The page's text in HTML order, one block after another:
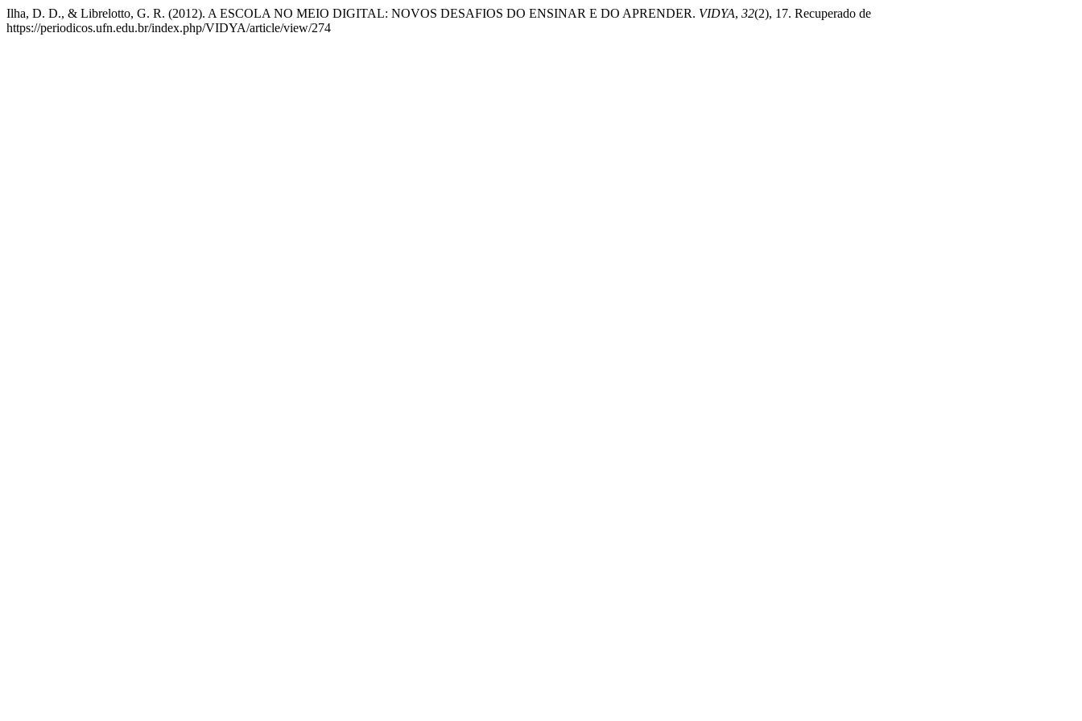
Ilha, D. D., & Librelotto, G. R. (2012). A ESCOLA NO MEIO DIGITAL: NOVOS DESAFIOS DO ENSINAR E DO APRENDER. VIDYA, 32(2), 17. Recuperado de
https://periodicos.ufn.edu.br/index.php/VIDYA/article/view/274